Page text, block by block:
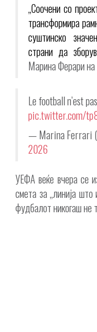
„Соочени со
трансформира
суштинско
страни да
Марина Ферари на
Le football n’est
pic.twitter.com/
— Marina Ferrari
2026
УЕФА веќе вчера се
смета за „линија
фудбалот никогаш не